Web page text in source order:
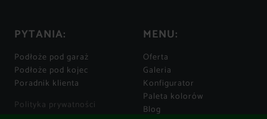
PYTANIA:
Podłoże pod garaż
Podłoże pod kojec
Poradnik klienta
Polityka prywatności
MENU:
Oferta
Galeria
Konfigurator
Paleta kolorów
Blog